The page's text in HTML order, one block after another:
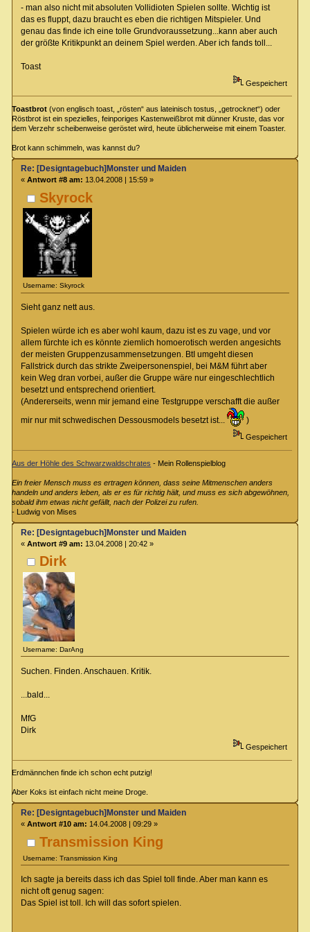
- man also nicht mit absoluten Vollidioten Spielen sollte. Wichtig ist
das es fluppt, dazu braucht es eben die richtigen Mitspieler. Und
genau das finde ich eine tolle Grundvoraussetzung...kann aber auch
der größte Kritikpunkt an deinem Spiel werden. Aber ich fands toll...
Toast
Gespeichert
Toastbrot (von englisch toast, „rösten“ aus lateinisch tostus, „getrocknet“) oder
Röstbrot ist ein spezielles, feinporiges Kastenweißbrot mit dünner Kruste, das vor
dem Verzehr scheibenweise geröstet wird, heute üblicherweise mit einem Toaster.
Brot kann schimmeln, was kannst du?
Skyrock
Username: Skyrock
Re: [Designtagebuch]Monster und Maiden
« Antwort #8 am: 13.04.2008 | 15:59 »
Sieht ganz nett aus.
Spielen würde ich es aber wohl kaum, dazu ist es zu vage, und vor
allem fürchte ich es könnte ziemlich homoerotisch werden angesichts
der meisten Gruppenzusammensetzungen. BtI umgeht diesen
Fallstrick durch das strikte Zweipersonenspiel, bei M&M führt aber
kein Weg dran vorbei, außer die Gruppe wäre nur eingeschlechtlich
besetzt und entsprechend orientiert.
(Andererseits, wenn mir jemand eine Testgruppe verschafft die außer
mir nur mit schwedischen Dessousmodels besetzt ist...
)
Gespeichert
Aus der Höhle des Schwarzwaldschrates - Mein Rollenspielblog
Ein freier Mensch muss es ertragen können, dass seine Mitmenschen anders
handeln und anders leben, als er es für richtig hält, und muss es sich abgewöhnen,
sobald ihm etwas nicht gefällt, nach der Polizei zu rufen.
- Ludwig von Mises
Dirk
Username: DarAng
Re: [Designtagebuch]Monster und Maiden
« Antwort #9 am: 13.04.2008 | 20:42 »
Suchen. Finden. Anschauen. Kritik.
...bald...
MfG
Dirk
Gespeichert
Erdmännchen finde ich schon echt putzig!
Aber Koks ist einfach nicht meine Droge.
Transmission King
Username: Transmission King
Re: [Designtagebuch]Monster und Maiden
« Antwort #10 am: 14.04.2008 | 09:29 »
Ich sagte ja bereits dass ich das Spiel toll finde. Aber man kann es
nicht oft genug sagen:
Das Spiel ist toll. Ich will das sofort spielen.